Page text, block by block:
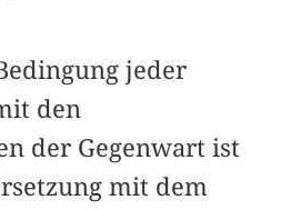
jeder
den
der Gegenwart ist
mit dem